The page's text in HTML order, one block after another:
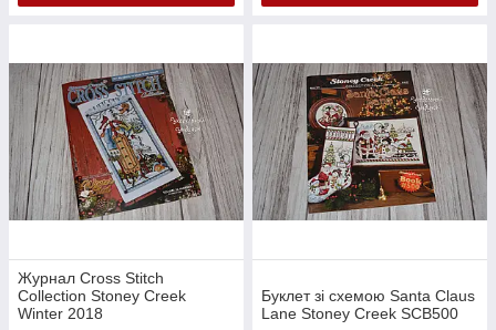
Журнал Cross Stitch
Collection Stoney Creek
Winter 2018
Буклет зі схемою Santa Claus
Lane Stoney Creek SCB500